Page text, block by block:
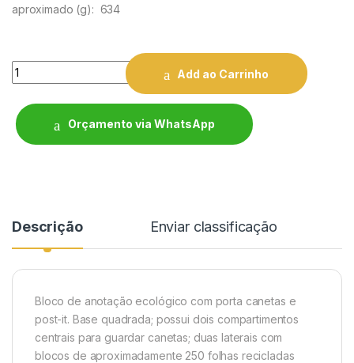
aproximado (g): 634
Quantity
Add ao Carrinho
Orçamento via WhatsApp
Descrição Enviar classificação
Bloco de anotação ecológico com porta canetas e
post-it. Base quadrada; possui dois compartimentos
centrais para guardar canetas; duas laterais com
blocos de aproximadamente 250 folhas recicladas